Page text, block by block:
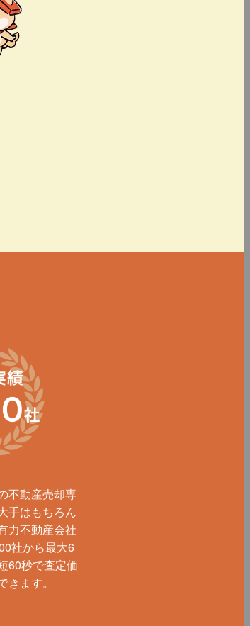
不動産売却専
手はもちろん
力不動産会社
社から最大6
60秒で査定価
ます。